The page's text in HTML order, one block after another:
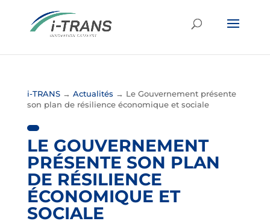
i-TRANS→ Actualités → Le Gouvernement présente
son plan de résilience économique et sociale
LE GOUVERNEMENT
PRÉSENTE SON PLAN
DE RÉSILIENCE
ÉCONOMIQUE ET
SOCIALE